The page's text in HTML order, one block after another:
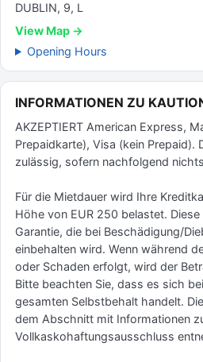
DUBLIN, 9, L
View Map →
Opening Hours
INFORMATIONEN ZU
AKZEPTIERT American Express,
Prepaidkarte), Visa (kein Prepaid).
zulässig, sofern nachfolgend
Für die Mietdauer wird Ihre
Höhe von EUR 250 belastet.
Garantie, die bei Beschädigung/
einbehalten wird. Wenn während
oder Schaden erfolgt, wird der
Bitte beachten Sie, dass es sich
gesamten Selbstbehalt handelt.
dem Abschnitt mit Informationen
Vollkaskohaftungsausschluss